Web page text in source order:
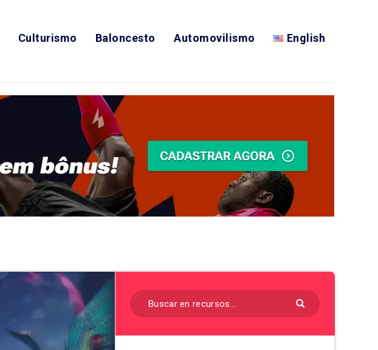
Culturismo Baloncesto Automovilismo English